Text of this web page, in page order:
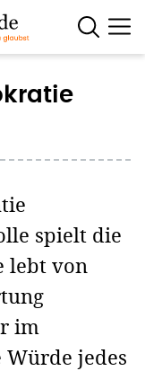
spielt die
lebt von
im
jedes